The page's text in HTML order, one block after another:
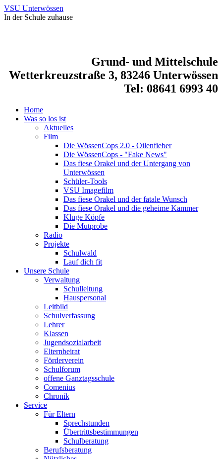
VSU Unterwössen
In der Schule zuhause
Grund- und Mittelschule
Wetterkreuzstraße 3, 83246 Unterwössen
Tel: 08641 6993 40
Home
Was so los ist
Aktuelles
Film
Die WössenCops 2.0 - Oilenfieber
Die WössenCops - "Fake News"
Das fiese Orakel und der Untergang von
Unterwössen
Schüler-Tools
VSU Imagefilm
Das fiese Orakel und der fatale Wunsch
Das fiese Orakel und die geheime Kammer
Kluge Köpfe
Die Mutprobe
Radio
Projekte
Schulwald
Lauf dich fit
Unsere Schule
Verwaltung
Schulleitung
Hauspersonal
Leitbild
Schulverfassung
Lehrer
Klassen
Jugendsozialarbeit
Elternbeirat
Förderverein
Schulforum
offene Ganztagsschule
Comenius
Chronik
Service
Für Eltern
Sprechstunden
Übertrittsbestimmungen
Schulberatung
Berufsberatung